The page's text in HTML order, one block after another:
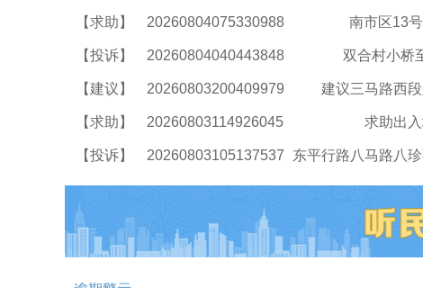
【求助】 20260804075330988 南市区13
【投诉】 20260804040443848 双合村小桥
【建议】 20260803200409979 建议三马路西
【求助】 20260803114926045 求助出
【投诉】 20260803105137537